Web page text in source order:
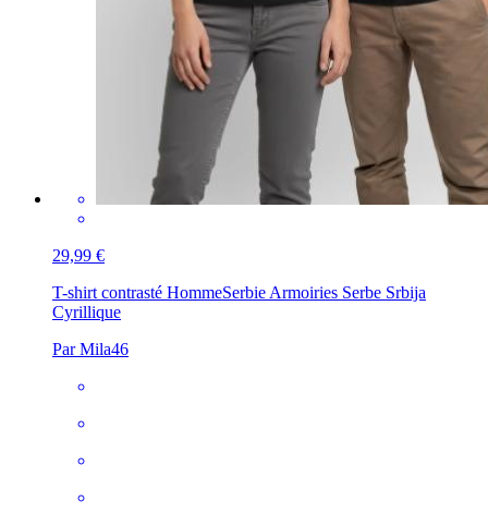
29,99 €
T-shirt contrasté HommeSerbie Armoiries Serbe Srbija
Cyrillique
Par Mila46